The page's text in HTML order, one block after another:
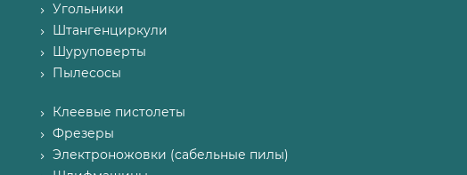
Угольники
Штангенциркули
Шуруповерты
Пылесосы
Клеевые пистолеты
Фрезеры
Электроножовки (сабельные пилы)